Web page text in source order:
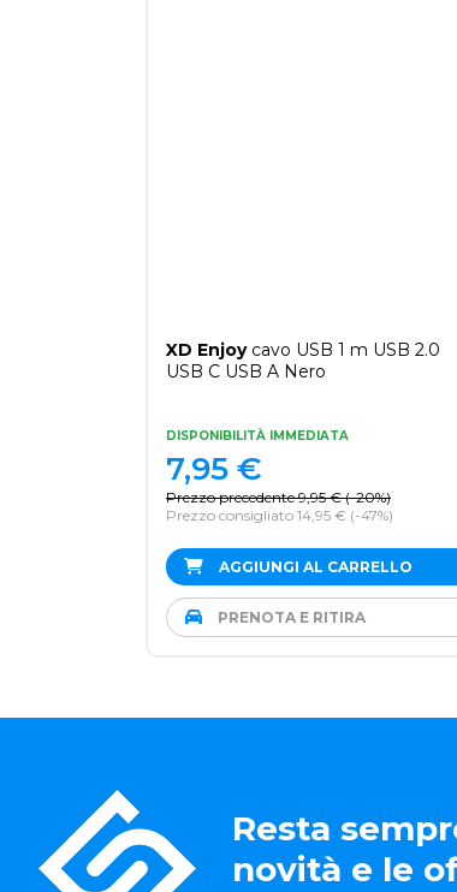
XD Enjoycavo USB 1 m USB 2.0
USB C USB A Nero
DISPONIBILITÀ IMMEDIATA
Prezzo precedente 9,95 € (-20%)
Prezzo consigliato 14,95 € (-47%)
7,95 €
AGGIUNGI AL CARRELLO
PRENOTA E RITIRA
Resta
novità e le